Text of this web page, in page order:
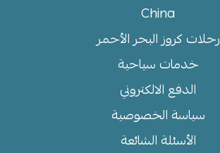
China
رحلات كروز البحر الأحمر
خدمات سياحية
الدفع الالكتروني
سياسة الخصوصية
الأسئلة الشائعة